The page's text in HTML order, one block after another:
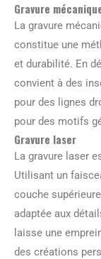
Gravure
La gravure
constitue une
et durabilité. En
convient à des
pour des lignes
pour des motifs
Gravure laser
La gravure laser
Utilisant un
couche
adaptée aux
laisse une
des créations